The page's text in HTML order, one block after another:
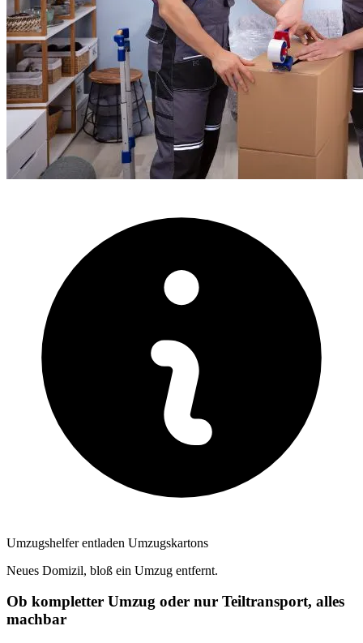
Umzugshelfer entladen Umzugskartons
Neues Domizil, bloß ein Umzug entfernt.
Ob kompletter Umzug oder nur Teiltransport, alles
machbar